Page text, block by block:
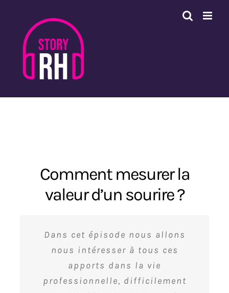
contenu
Comment mesurer la
valeur d’un sourire ?
Dans cet épisode nous allons
nous intéresser à tous ces
apports dans la vie
professionnelle, difficilement